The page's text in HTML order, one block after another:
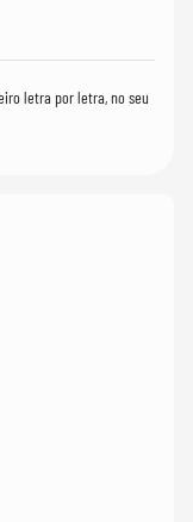
letra por letra, no seu